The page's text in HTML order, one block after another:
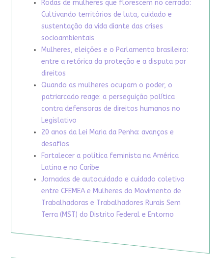
Rodas de mulheres que florescem no cerrado:
Cultivando territórios de luta, cuidado e
sustentação da vida diante das crises
socioambientais
Mulheres, eleições e o Parlamento brasileiro:
entre a retórica da proteção e a disputa por
direitos
Quando as mulheres ocupam o poder, o
patriarcado reage: a perseguição política
contra defensoras de direitos humanos no
Legislativo
20 anos da Lei Maria da Penha: avanços e
desafios
Fortalecer a política feminista na América
Latina e no Caribe
Jornadas de autocuidado e cuidado coletivo
entre CFEMEA e Mulheres do Movimento de
Trabalhadoras e Trabalhadores Rurais Sem
Terra (MST) do Distrito Federal e Entorno